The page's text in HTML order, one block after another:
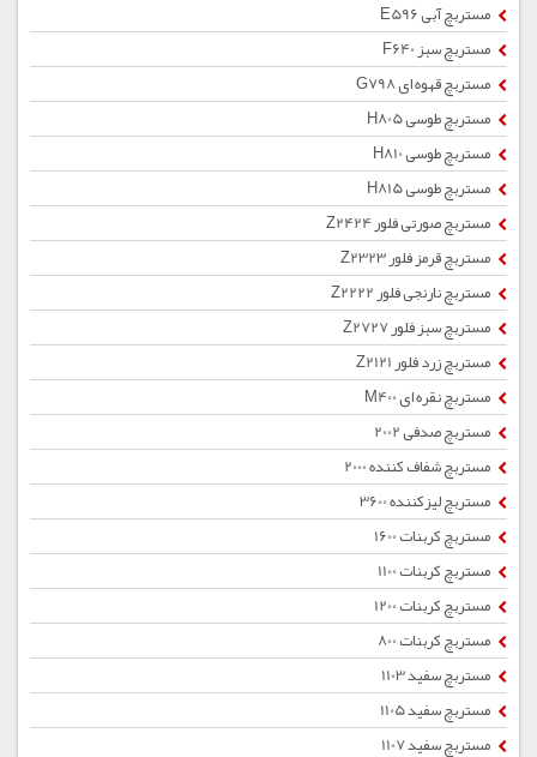
مستربچ آبی E596
مستربچ سبز F640
مستربچ قهوه ای G798
مستربچ طوسی H805
مستربچ طوسی H810
مستربچ طوسی H815
مستربچ صورتی فلور Z2424
مستربچ قرمز فلور Z2323
مستربچ نارنجی فلور Z2222
مستربچ سبز فلور Z2727
مستربچ زرد فلور Z2121
مستربچ نقره ای M400
مستربچ صدفی 2002
مستربچ شفاف کننده 2000
مستربچ لیزکننده 3600
مستربچ کربنات 1600
مستربچ کربنات 1100
مستربچ کربنات 1200
مستربچ کربنات 800
مستربچ سفید 1103
مستربچ سفید 1105
مستربچ سفید 1107